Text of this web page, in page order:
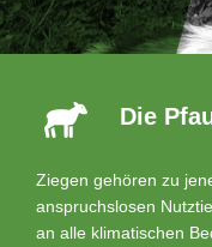
Die
Ziegen gehören zu
anspruchslosen
an alle klimatischen